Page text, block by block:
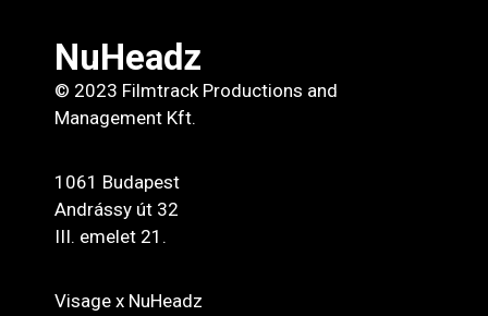
NuHeadz
© 2023 Filmtrack Productions and
Management Kft.
1061 Budapest
Andrássy út 32
III. emelet 21.
Visage x NuHeadz